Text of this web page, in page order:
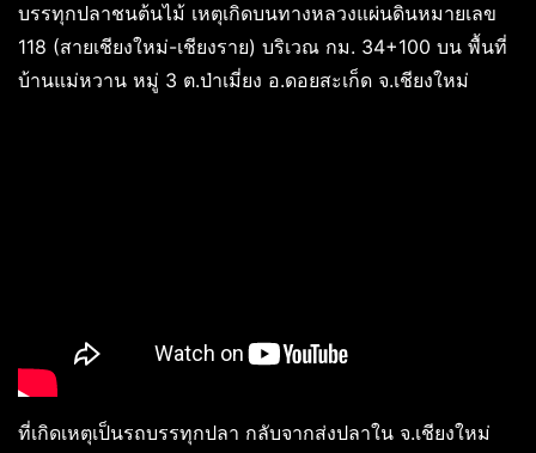
บรรทุกปลาชนต้นไม้ เหตุเกิดบนทางหลวงแผ่นดินหมายเลข
118 (สายเชียงใหม่-เชียงราย) บริเวณ กม. 34+100 บน พื้นที่
บ้านแม่หวาน หมู่ 3 ต.ป่าเมี่ยง อ.ดอยสะเก็ด จ.เชียงใหม่
ที่เกิดเหตุเป็นรถบรรทุกปลา กลับจากส่งปลาใน จ.เชียงใหม่